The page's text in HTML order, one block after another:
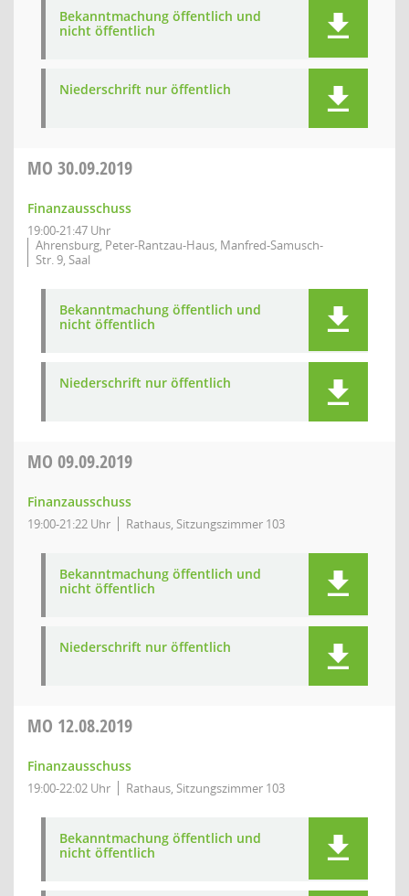
Bekanntmachung öffentlich und
nicht öffentlich
Niederschrift nur öffentlich
MO 30.09.2019
Finanzausschuss
19:00-21:47 Uhr
Ahrensburg, Peter-Rantzau-Haus, Manfred-Samusch-
Str. 9, Saal
Bekanntmachung öffentlich und
nicht öffentlich
Niederschrift nur öffentlich
MO 09.09.2019
Finanzausschuss
19:00-21:22 Uhr Rathaus, Sitzungszimmer 103
Bekanntmachung öffentlich und
nicht öffentlich
Niederschrift nur öffentlich
MO 12.08.2019
Finanzausschuss
19:00-22:02 Uhr Rathaus, Sitzungszimmer 103
Bekanntmachung öffentlich und
nicht öffentlich